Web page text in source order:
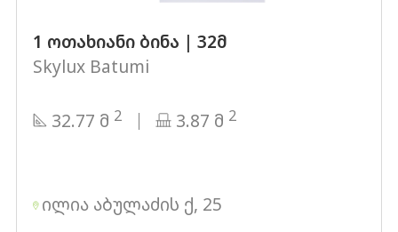
1 ოთახიანი ბინა | 32მ
Skylux Batumi
32.77 მ 2 3.87 მ 2
ილია აბულაძის ქ, 25